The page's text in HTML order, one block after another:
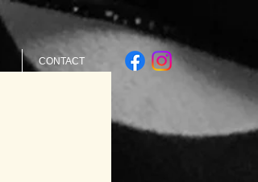
CONTACT